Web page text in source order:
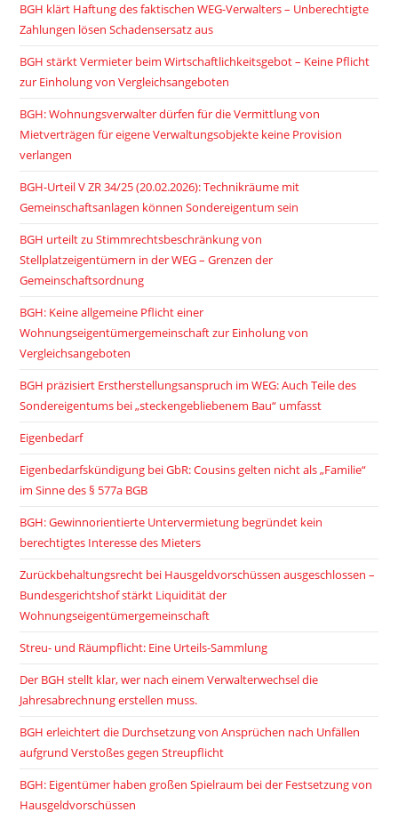
BGH klärt Haftung des faktischen WEG-Verwalters – Unberechtigte
Zahlungen lösen Schadensersatz aus
BGH stärkt Vermieter beim Wirtschaftlichkeitsgebot – Keine Pflicht
zur Einholung von Vergleichsangeboten
BGH: Wohnungsverwalter dürfen für die Vermittlung von
Mietverträgen für eigene Verwaltungsobjekte keine Provision
verlangen
BGH-Urteil V ZR 34/25 (20.02.2026): Technikräume mit
Gemeinschaftsanlagen können Sondereigentum sein
BGH urteilt zu Stimmrechtsbeschränkung von
Stellplatzeigentümern in der WEG – Grenzen der
Gemeinschaftsordnung
BGH: Keine allgemeine Pflicht einer
Wohnungseigentümergemeinschaft zur Einholung von
Vergleichsangeboten
BGH präzisiert Erstherstellungsanspruch im WEG: Auch Teile des
Sondereigentums bei „steckengebliebenem Bau“ umfasst
Eigenbedarf
Eigenbedarfskündigung bei GbR: Cousins gelten nicht als „Familie“
im Sinne des § 577a BGB
BGH: Gewinnorientierte Untervermietung begründet kein
berechtigtes Interesse des Mieters
Zurückbehaltungsrecht bei Hausgeldvorschüssen ausgeschlossen –
Bundesgerichtshof stärkt Liquidität der
Wohnungseigentümergemeinschaft
Streu- und Räumpflicht: Eine Urteils-Sammlung
Der BGH stellt klar, wer nach einem Verwalterwechsel die
Jahresabrechnung erstellen muss.
BGH erleichtert die Durchsetzung von Ansprüchen nach Unfällen
aufgrund Verstoßes gegen Streupflicht
BGH: Eigentümer haben großen Spielraum bei der Festsetzung von
Hausgeldvorschüssen